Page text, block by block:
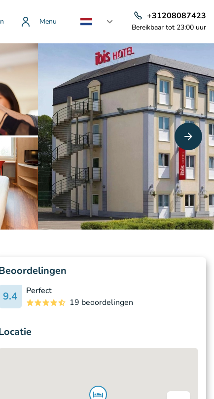
Menu
+31208087423
Bereikbaar tot 23:00 uur
9.4
Perfect
19 beoordelingen